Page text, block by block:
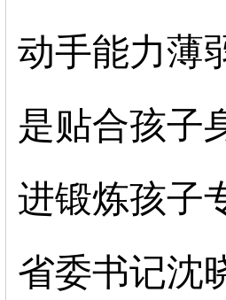
动手能力薄
是贴合孩子
进锻炼孩子
省委书记沈